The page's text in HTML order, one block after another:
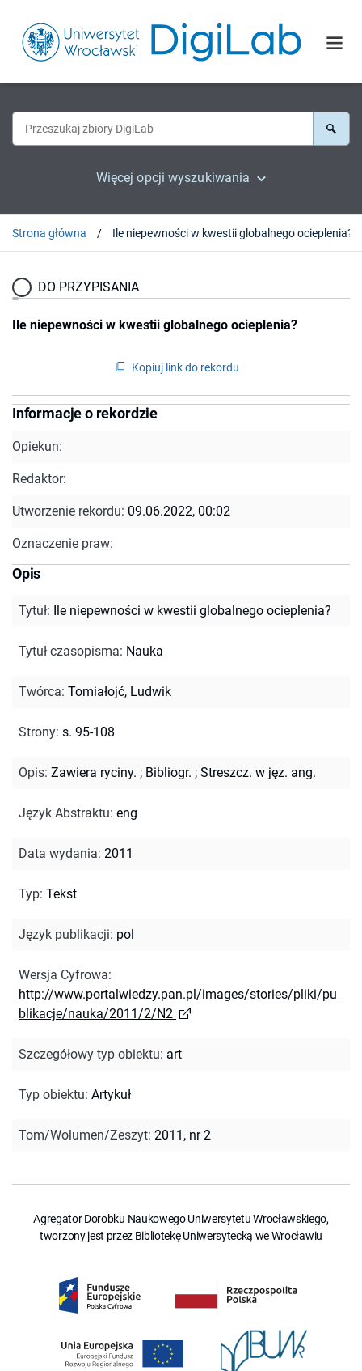
Więcej opcji wyszukiwania
Strona główna Ile niepewności w kwestii globalnego ocieplenia?
DO PRZYPISANIA
Ile niepewności w kwestii globalnego ocieplenia?
Kopiuj link do rekordu
Informacje o rekordzie
Opiekun:
Redaktor:
Utworzenie rekordu: 09.06.2022, 00:02
Oznaczenie praw:
Opis
Tytuł: Ile niepewności w kwestii globalnego ocieplenia?
Tytuł czasopisma: Nauka
Twórca: Tomiałojć, Ludwik
Strony: s. 95-108
Opis: Zawiera ryciny. ; Bibliogr. ; Streszcz. w jęz. ang.
Język Abstraktu: eng
Data wydania: 2011
Typ: Tekst
Język publikacji: pol
Wersja Cyfrowa:
http://www.portalwiedzy.pan.pl/images/stories/pliki/pu
blikacje/nauka/2011/2/N2
Szczegółowy typ obiektu: art
Typ obiektu: Artykuł
Tom/Wolumen/Zeszyt: 2011, nr 2
Agregator Dorobku Naukowego Uniwersytetu Wrocławskiego,
tworzony jest przez Bibliotekę Uniwersytecką we Wrocławiu